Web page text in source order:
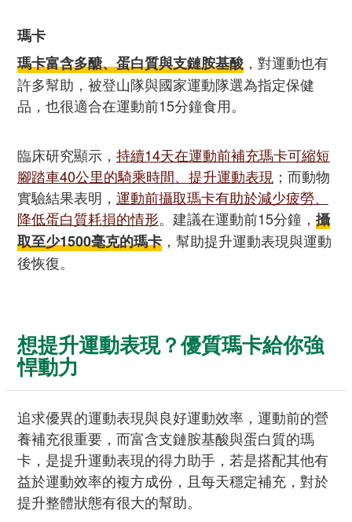
瑪卡
瑪卡富含多醣、蛋白質與支鏈胺基酸 ，對運動也有
許多幫助，被登山隊與國家運動隊選為指定保健
品，也很適合在運動前15分鐘食用。
臨床研究顯示， 持續14天在運動前補充瑪卡可縮短
腳踏車40公里的騎乘時間、提升運動表現 ；而動物
實驗結果表明， 運動前攝取瑪卡有助於減少疲勞、
降低蛋白質耗損的情形。建議在運動前15分鐘， 攝
取至少1500毫克的瑪卡 ，幫助提升運動表現與運動
後恢復。
想提升運動表現？優質瑪卡給你強
悍動力
追求優異的運動表現與良好運動效率，運動前的營
養補充很重要，而富含支鏈胺基酸與蛋白質的瑪
卡，是提升運動表現的得力助手，若是搭配其他有
益於運動效率的複方成份，且每天穩定補充，對於
提升整體狀態有很大的幫助。